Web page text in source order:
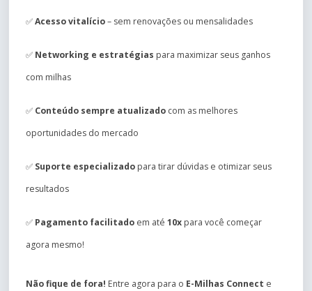
✅Acesso vitalício– sem renovações ou mensalidades
✅ Networking e estratégias para maximizar seus ganhos
com milhas
✅ Conteúdo sempre atualizado com as melhores
oportunidades do mercado
✅ Suporte especializado para tirar dúvidas e otimizar seus
resultados
✅ Pagamento facilitado em até 10x para você começar
agora mesmo!
Não fique de fora! Entre agora para o E-Milhas Connect e